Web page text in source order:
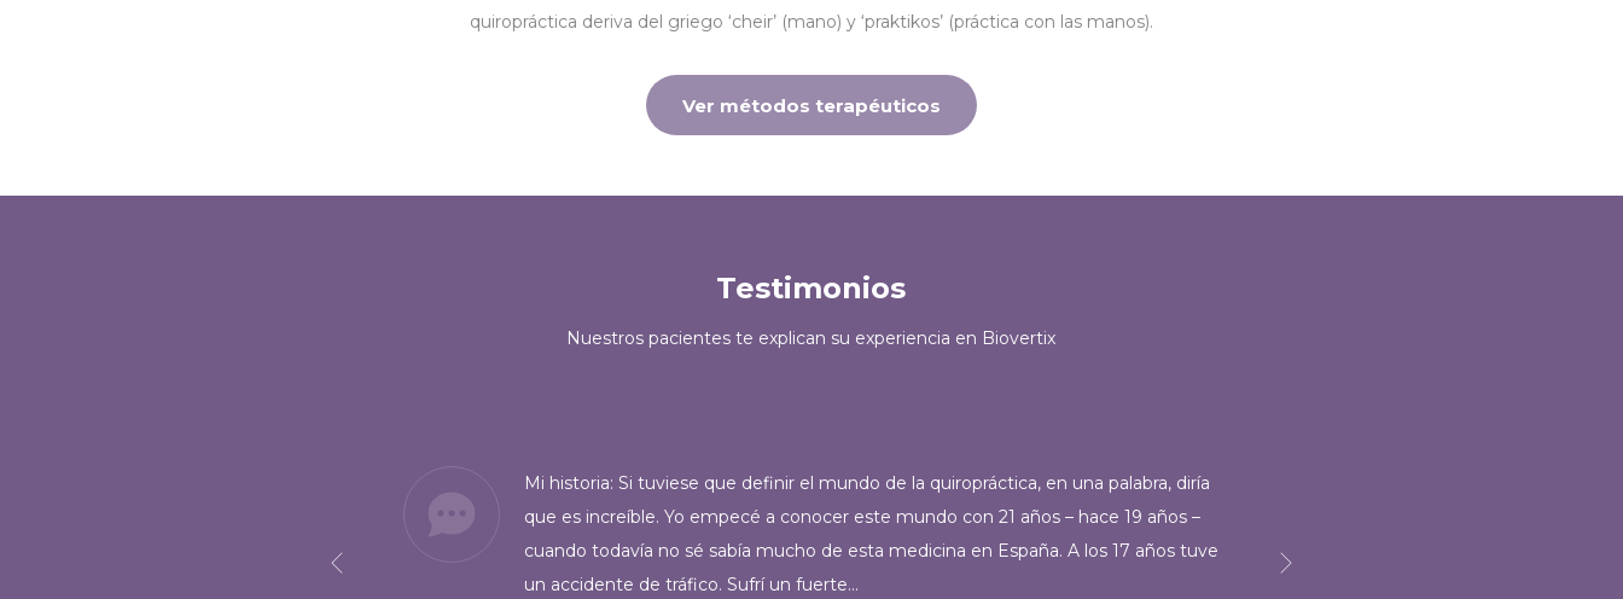
quiropráctica deriva del griego ‘cheir’ (mano) y ‘praktikos’ (práctica con las manos).
Ver métodos terapéuticos
Testimonios
Nuestros pacientes te explican su experiencia en Biovertix
Mi historia: Si tuviese que definir el mundo de la quiropráctica, en una palabra, diría
que es increíble. Yo empecé a conocer este mundo con 21 años – hace 19 años –
cuando todavía no sé sabía mucho de esta medicina en España. A los 17 años tuve
un accidente de tráfico. Sufrí un fuerte…